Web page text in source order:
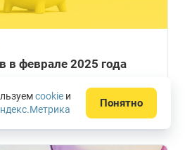
в феврале 2025 года
1.0K
cookie и
Понятно